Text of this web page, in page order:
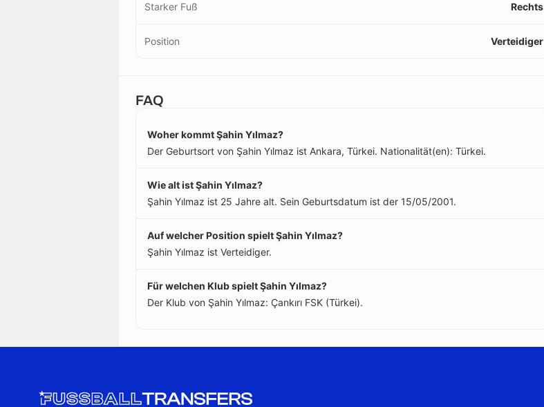
Starker Fuß Rechts
Position Verteidiger
FAQ
Woher kommt Şahin Yılmaz?
Der Geburtsort von Şahin Yılmaz ist Ankara, Türkei. Nationalität(en): Türkei.
Wie alt ist Şahin Yılmaz?
Şahin Yılmaz ist 25 Jahre alt. Sein Geburtsdatum ist der 15/05/2001.
Auf welcher Position spielt Şahin Yılmaz?
Şahin Yılmaz ist Verteidiger.
Für welchen Klub spielt Şahin Yılmaz?
Der Klub von Şahin Yılmaz: Çankırı FSK (Türkei).